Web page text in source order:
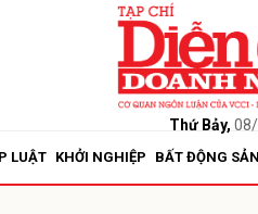
Thứ Bảy,
LUẬT KHỞI NGHIỆP BẤT ĐỘNG SẢN